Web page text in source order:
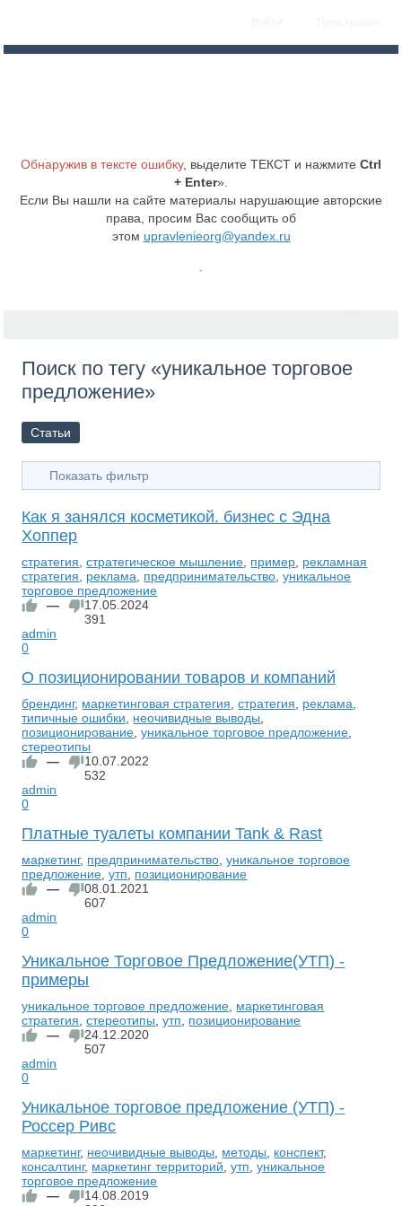
Обнаружив в тексте ошибку, выделите ТЕКСТ и нажмите Ctrl
+ Enter».
Если Вы нашли на сайте материалы нарушающие авторские
права, просим Вас сообщить об
этом upravlenieorg@yandex.ru
Поиск по тегу «уникальное торговое
предложение»
Статьи
Показать фильтр
Как я занялся косметикой. бизнес с Эдна
Хоппер
стратегия ,стратегическое мышление пример рекламная
стратегия
реклама предпринимательство ,уникальное
торговое предложение
—
17.05.2024
391
admin
0
О позиционировании товаров и компаний
брендинг, маркетинговая стратегия ,стратегия реклама
типичные ошибки
неочивидные выводы
позиционирование ,уникальное торговое предложение
стереотипы
—
10.07.2022
532
admin
0
Платные туалеты компании Tank & Rast
маркетинг, предпринимательство ,уникальное торговое
предложение ,утп
позиционирование
—
08.01.2021
607
admin
0
Уникальное Торговое Предложение(УТП) -
примеры
уникальное торговое предложение маркетинговая
стратегия ,стереотипы ,утп
позиционирование
—
24.12.2020
507
admin
0
Уникальное торговое предложение (УТП) -
Россер Ривс
маркетинг, неочивидные выводы методы конспект,
консалтинг, маркетинг территорий ,утп ,уникальное
торговое предложение
—
14.08.2019